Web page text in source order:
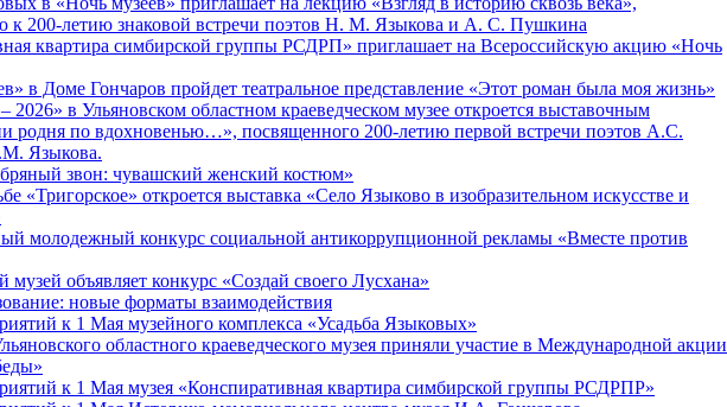
к 200-летию знаковой встречи поэтов Н. М. Языкова и А. С. Пушкина
квартира симбирской группы РСДРП» приглашает на Всероссийскую акцию «Ночь
в Доме Гончаров пройдет театральное представление «Этот роман была моя жизнь»
2026» в Ульяновском областном краеведческом музее откроется выставочным
родня по вдохновенью…», посвященного 200-летию первой встречи поэтов А.С.
Языкова.
звон: чувашский женский костюм»
«Тригорское» откроется выставка «Село Языково в изобразительном искусстве и
молодежный конкурс социальной антикоррупционной рекламы «Вместе против
музей объявляет конкурс «Создай своего Лусхана»
новые форматы взаимодействия
к 1 Мая музейного комплекса «Усадьба Языковых»
областного краеведческого музея приняли участие в Международной акции
к 1 Мая музея «Конспиративная квартира симбирской группы РСДРПР»